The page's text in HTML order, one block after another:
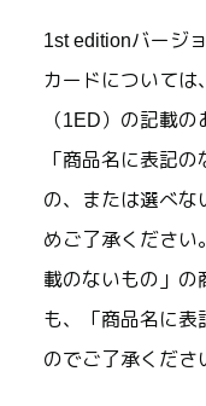
1st editionバージ
カードについては
（1ED）の記載
「商品名に表記
の、または選べな
めご了承ください
載のないもの」の
も、「商品名に表
のでご了承くださ